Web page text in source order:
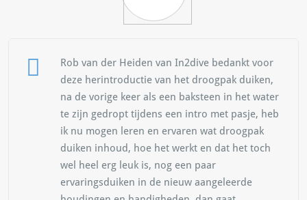
Rob van der Heiden van In2dive bedankt voor
deze herintroductie van het droogpak duiken,
na de vorige keer als een baksteen in het water
te zijn gedropt tijdens een intro met pasje, heb
ik nu mogen leren en ervaren wat droogpak
duiken inhoud, hoe het werkt en dat het toch
wel heel erg leuk is, nog een paar
ervaringsduiken in de nieuw aangeleerde